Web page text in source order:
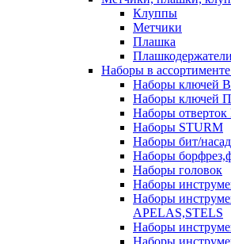
Клуппы
Метчики
Плашка
Наборы в ассортименте
Наборы ключей
Наборы ключей
Наборы
Наборы STURM
Наборы бит/
Наборы
Наборы головок
Наборы
Наборы
APELAS,STELS
Наборы
Наборы